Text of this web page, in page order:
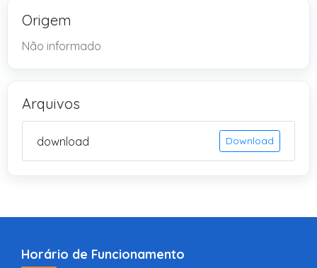
Origem
Não informado
Arquivos
download Download
Horário de Funcionamento